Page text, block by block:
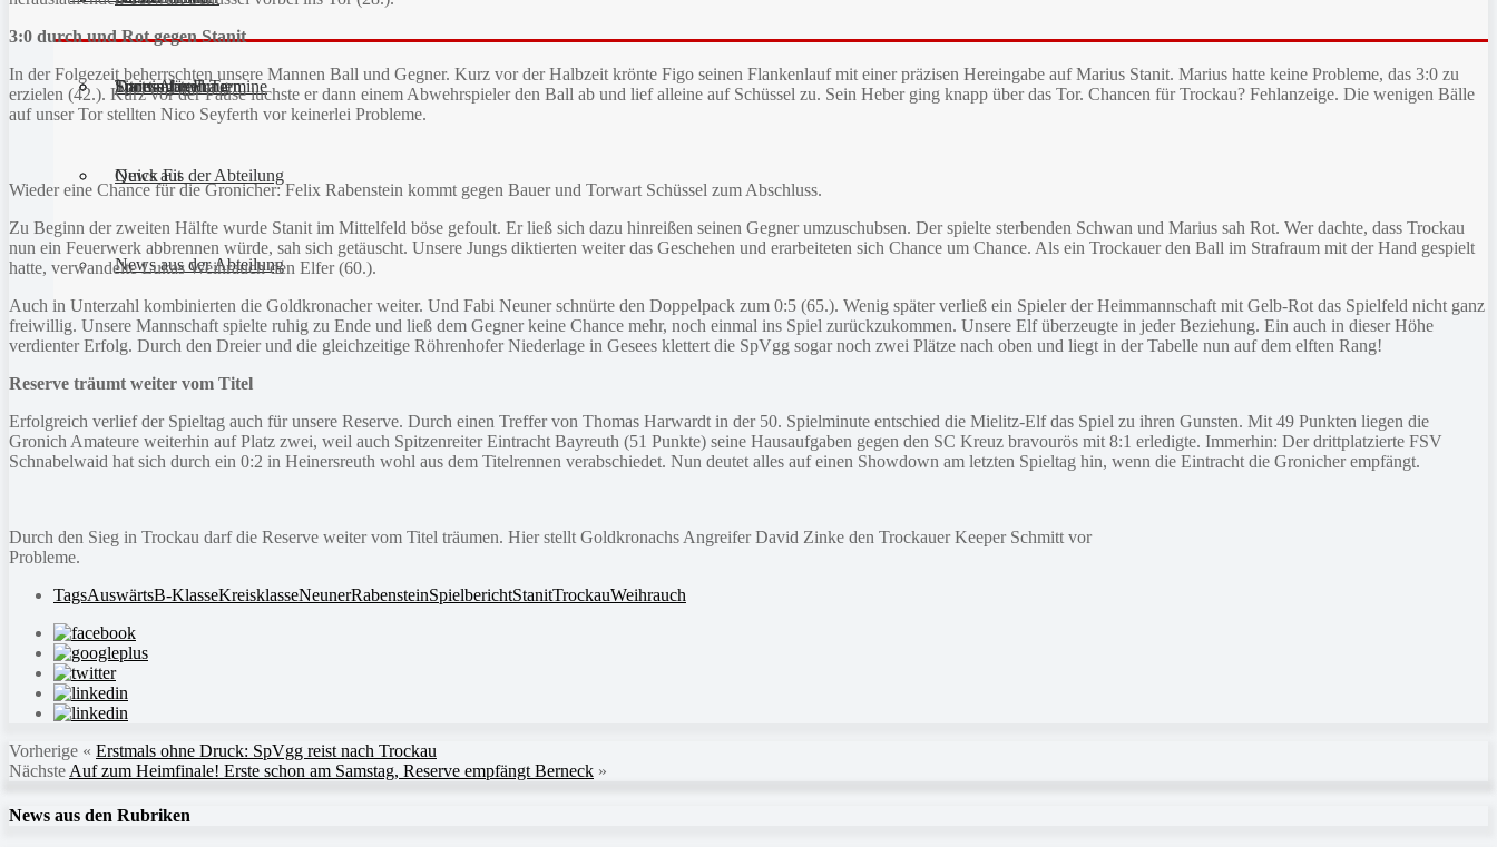
Sportanlagen
Training und Termine
Fitness für Frauen
Quick Fit
News aus der Abteilung
Darts-Abteilung
News aus der Abteilung
3:0 durch und Rot gegen Stanit
In der Folgezeit beherrschten unsere Mannen Ball und Gegner. Kurz vor der Halbzeit krönte Figo seinen Flankenlauf mit einer präzisen Hereingabe auf Marius Stanit. Marius hatte keine Probleme, das 3:0 zu
erzielen (42.). Kurz vor der Pause luchste er dann einem Abwehrspieler den Ball ab und lief alleine auf Schüssel zu. Sein Heber ging knapp über das Tor. Chancen für Trockau? Fehlanzeige. Die wenigen Bälle
auf unser Tor stellten Nico Seyferth vor keinerlei Probleme.
Wieder eine Chance für die Gronicher: Felix Rabenstein kommt gegen Bauer und Torwart Schüssel zum Abschluss.
Zu Beginn der zweiten Hälfte wurde Stanit im Mittelfeld böse gefoult. Er ließ sich dazu hinreißen seinen Gegner umzuschubsen. Der spielte sterbenden Schwan und Marius sah Rot. Wer dachte, dass Trockau
nun ein Feuerwerk abbrennen würde, sah sich getäuscht. Unsere Jungs diktierten weiter das Geschehen und erarbeiteten sich Chance um Chance. Als ein Trockauer den Ball im Strafraum mit der Hand gespielt
hatte, verwandelte Lukas Weihrauch den Elfer (60.).
Auch in Unterzahl kombinierten die Goldkronacher weiter. Und Fabi Neuner schnürte den Doppelpack zum 0:5 (65.). Wenig später verließ ein Spieler der Heimmannschaft mit Gelb-Rot das Spielfeld nicht ganz
freiwillig. Unsere Mannschaft spielte ruhig zu Ende und ließ dem Gegner keine Chance mehr, noch einmal ins Spiel zurückzukommen. Unsere Elf überzeugte in jeder Beziehung. Ein auch in dieser Höhe
verdienter Erfolg. Durch den Dreier und die gleichzeitige Röhrenhofer Niederlage in Gesees klettert die SpVgg sogar noch zwei Plätze nach oben und liegt in der Tabelle nun auf dem elften Rang!
Reserve träumt weiter vom Titel
Erfolgreich verlief der Spieltag auch für unsere Reserve. Durch einen Treffer von Thomas Harwardt in der 50. Spielminute entschied die Mielitz-Elf das Spiel zu ihren Gunsten. Mit 49 Punkten liegen die
Gronich Amateure weiterhin auf Platz zwei, weil auch Spitzenreiter Eintracht Bayreuth (51 Punkte) seine Hausaufgaben gegen den SC Kreuz bravourös mit 8:1 erledigte. Immerhin: Der drittplatzierte FSV
Schnabelwaid hat sich durch ein 0:2 in Heinersreuth wohl aus dem Titelrennen verabschiedet. Nun deutet alles auf einen Showdown am letzten Spieltag hin, wenn die Eintracht die Gronicher empfängt.
Durch den Sieg in Trockau darf die Reserve weiter vom Titel träumen. Hier stellt Goldkronachs Angreifer David Zinke den Trockauer Keeper Schmitt vor
Probleme.
TagsAuswärtsB-KlasseKreisklasseNeunerRabensteinSpielberichtStanitTrockauWeihrauch
Vorherige « Erstmals ohne Druck: SpVgg reist nach Trockau
Nächste Auf zum Heimfinale! Erste schon am Samstag, Reserve empfängt Berneck »
News aus den Rubriken